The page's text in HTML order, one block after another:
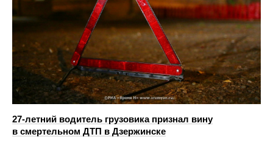
27-летний водитель грузовика признал вину
в смертельном ДТП в Дзержинске